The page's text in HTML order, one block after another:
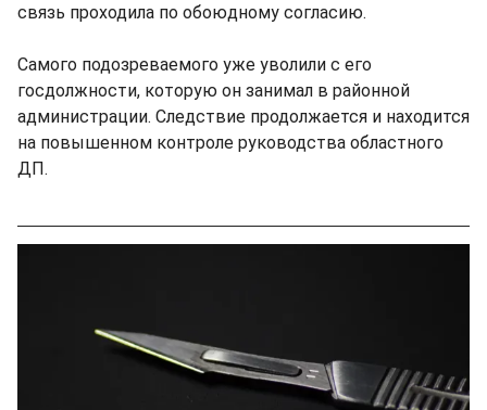
связь проходила по обоюдному согласию.
Самого подозреваемого уже уволили с его
госдолжности, которую он занимал в районной
администрации. Следствие продолжается и находится
на повышенном контроле руководства областного
ДП.